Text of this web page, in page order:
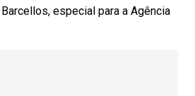
especial para a Agência